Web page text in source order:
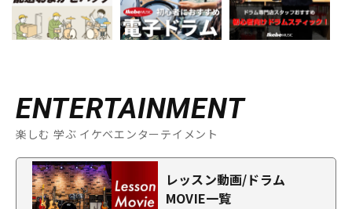
ENTERTAINMENT
楽しむ 学ぶ イケベエンターテイメント
レッスン動画/ドラム
MOVIE一覧